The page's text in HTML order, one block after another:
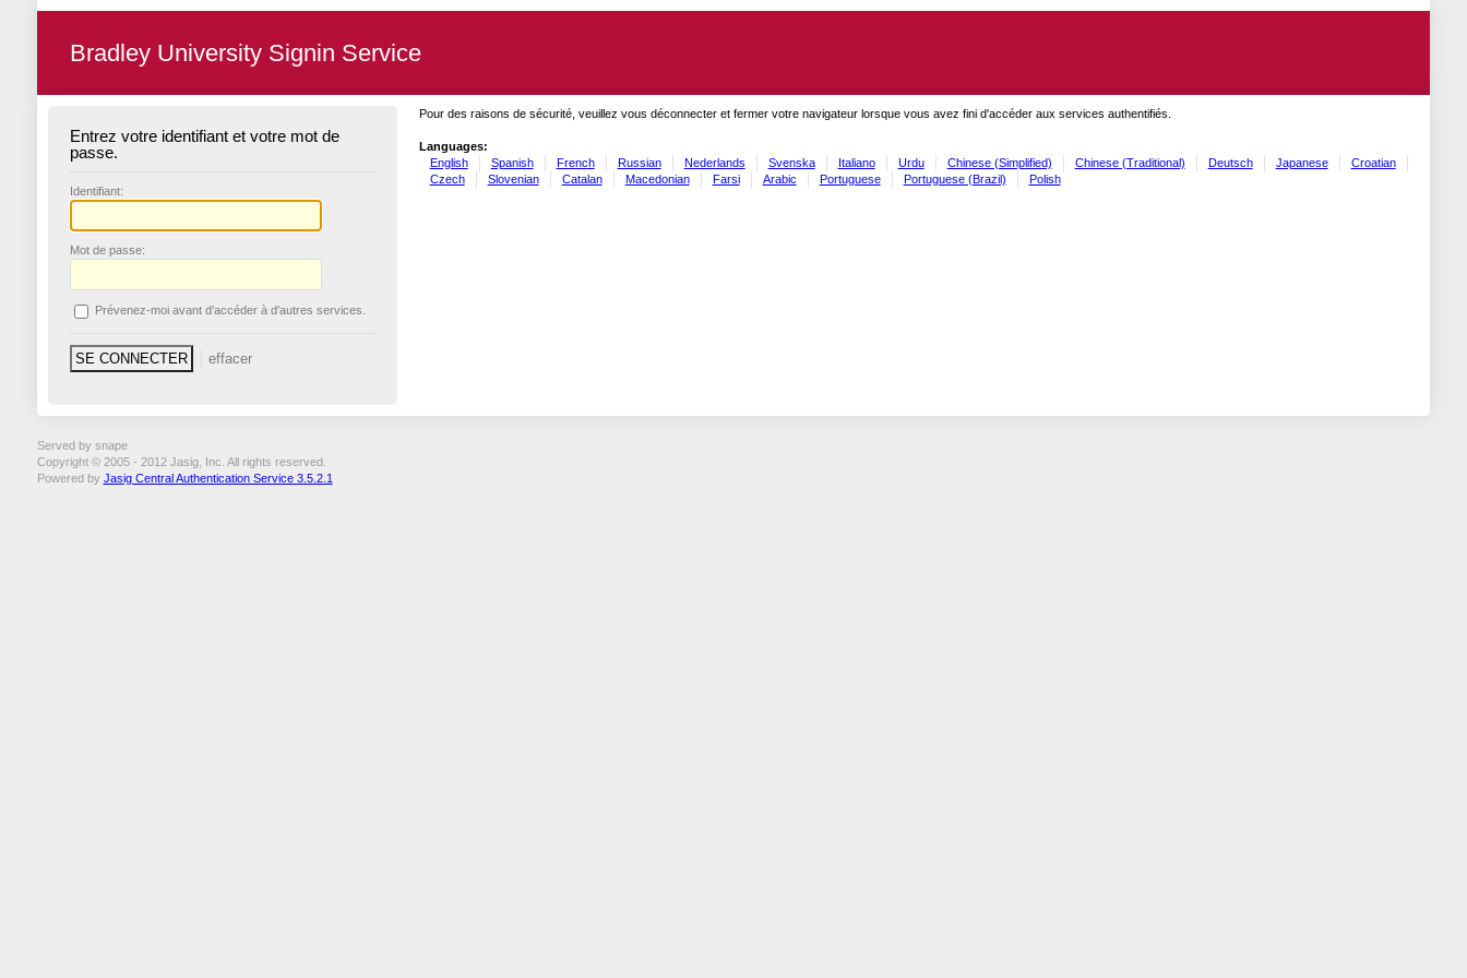
Bradley University Signin Service
Entrez votre identifiant et votre mot de
passe.
Identifiant:
Mot de passe:
Prévenez-moi avant d'accéder à d'autres services.
Pour des raisons de sécurité, veuillez vous déconnecter et fermer votre navigateur lorsque vous avez fini d'accéder aux services authentifiés.
Languages:
English
Spanish French Russian Nederlands Svenska Italiano Urdu Chinese (Simplified) Chinese (Traditional) Deutsch Japanese
Croatian
Czech
Slovenian Catalan Macedonian Farsi Arabic Portuguese Portuguese (Brazil) Polish
Served by snape
Copyright © 2005 - 2012 Jasig, Inc. All rights reserved.
Powered by Jasig Central Authentication Service 3.5.2.1